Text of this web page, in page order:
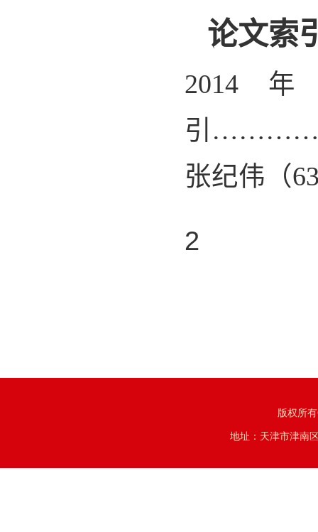
论文索
2014 年
引
张纪伟（
2
版权所
地址：天津市津南